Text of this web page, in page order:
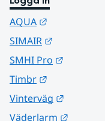
AQUA
SIMAIR
SMHI Pro
Timbr
Vinterväg
Väderlarm